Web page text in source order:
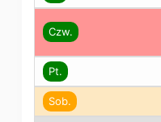
Czw.
Pt.
Sob.